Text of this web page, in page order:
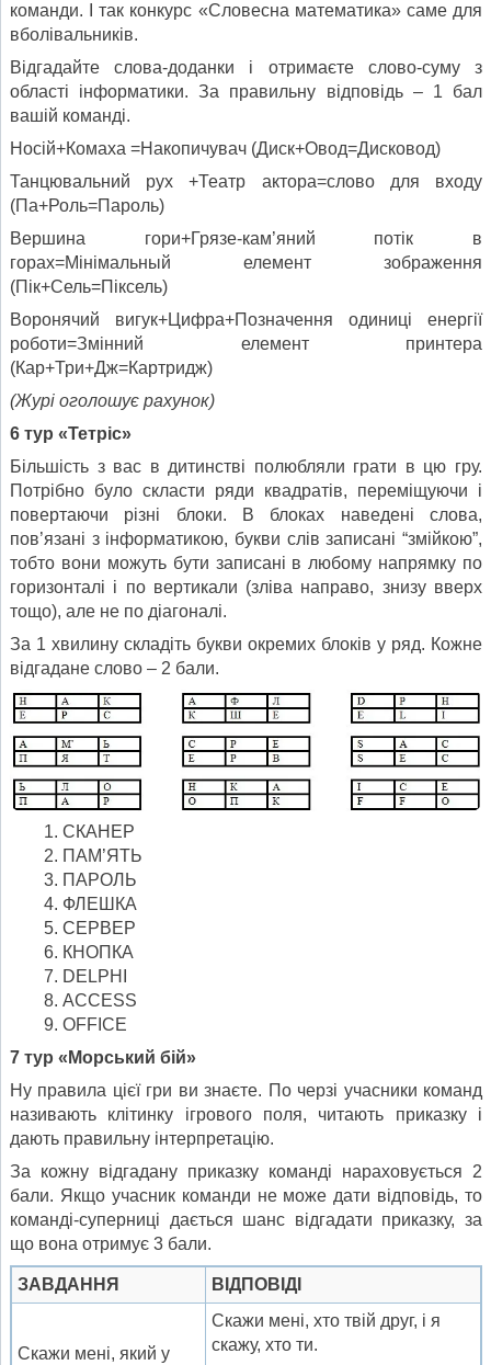
команди. І так конкурс «Словесна математика» саме для
вболівальників.
Відгадайте слова-доданки і отримаєте слово-суму з
області інформатики. За правильну відповідь – 1 бал
вашій команді.
Носій+Комаха =Накопичувач (Диск+Овод=Дисковод)
Танцювальний рух +Театр актора=слово для входу
(Па+Роль=Пароль)
Вершина гори+Грязе-кам’яний потік в
горах=Мінімальный елемент зображення
(Пік+Сель=Піксель)
Воронячий вигук+Цифра+Позначення одиниці енергії
роботи=Змінний елемент принтера
(Кар+Три+Дж=Картридж)
(Журі оголошує рахунок)
6 тур «Тетріс»
Більшість з вас в дитинстві полюбляли грати в цю гру.
Потрібно було скласти ряди квадратів, переміщуючи і
повертаючи різні блоки. В блоках наведені слова,
пов’язані з інформатикою, букви слів записані “змійкою”,
тобто вони можуть бути записані в любому напрямку по
горизонталі і по вертикали (зліва направо, знизу вверх
тощо), але не по діагоналі.
За 1 хвилину складіть букви окремих блоків у ряд. Кожне
відгадане слово – 2 бали.
СКАНЕР
ПАМ’ЯТЬ
ПАРОЛЬ
ФЛЕШКА
СЕРВЕР
КНОПКА
DELPHI
ACCESS
OFFICE
7 тур «Морський бій»
Ну правила цієї гри ви знаєте. По черзі учасники команд
називають клітинку ігрового поля, читають приказку і
дають правильну інтерпретацію.
За кожну відгадану приказку команді нараховується 2
бали. Якщо учасник команди не може дати відповідь, то
команді-суперниці дається шанс відгадати приказку, за
що вона отримує 3 бали.
ЗАВДАННЯ ВІДПОВІДІ
Скажи мені, який у
Скажи мені, хто твій друг, і я
скажу, хто ти.